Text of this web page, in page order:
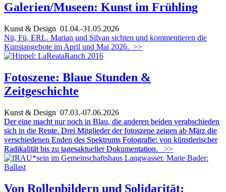
Galerien/Museen: Kunst im Frühling
Kunst & Design 01.04.-31.05.2026
Nü, Fü, ERL. Marian und Silvan sichten und kommentieren die
Kunstangebote im April und Mai 2026. >>
Fotoszene: Blaue Stunden &
Zeitgeschichte
Kunst & Design 07.03.-07.06.2026
Der eine macht nur noch in Blau, die anderen beiden verabschieden
sich in die Rente. Drei Mitglieder der fotoszene zeigen ab März die
verschiedenen Enden des Spektrums Fotografie: von künstlerischer
Radikalität bis zu tagesaktueller Dokumentation.
>>
Von Rollenbildern und Solidarität: